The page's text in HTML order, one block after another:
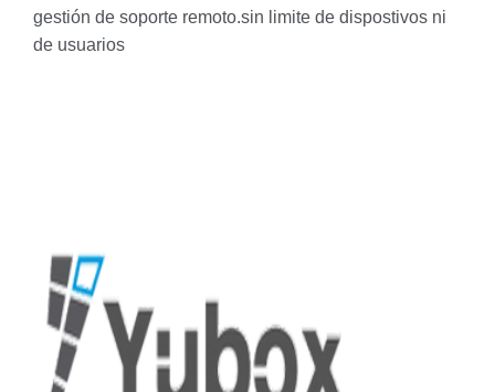
gestión de soporte remoto.sin limite de dispostivos ni
de usuarios